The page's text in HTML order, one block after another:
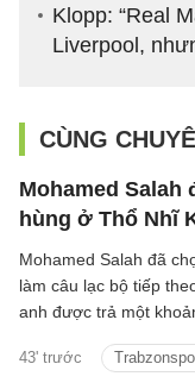
Klopp: “Real
Liverpool,
CÙNG
Mohamed
hùng ở Thổ Nhĩ
43' trước
Mohamed Salah đã
làm câu lạc bộ tiếp
anh được trả một